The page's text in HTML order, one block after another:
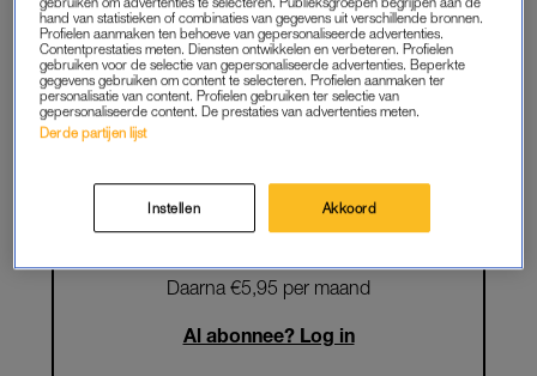
Lees LINDA.magazine online
Geniet van te gekke winacties en
lekkere puzzels
START GRATIS MAAND
Daarna €5,95 per maand
Al abonnee? Log in
hand van statistieken of combinaties van gegevens uit verschillende bronnen.
Profielen aanmaken ten behoeve van gepersonaliseerde advertenties.
Contentprestaties meten. Diensten ontwikkelen en verbeteren. Profielen
gebruiken voor de selectie van gepersonaliseerde advertenties. Beperkte
gegevens gebruiken om content te selecteren. Profielen aanmaken ter
personalisatie van content. Profielen gebruiken ter selectie van
gepersonaliseerde content. De prestaties van advertenties meten.
Derde partijen lijst
Instellen Akkoord